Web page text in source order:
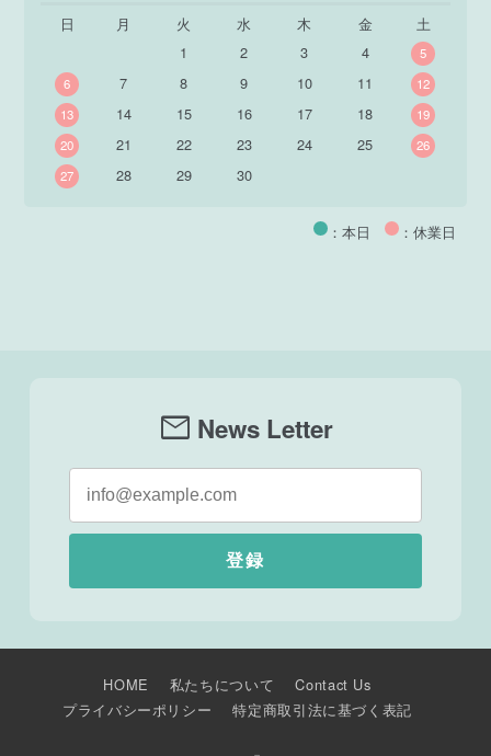
日 月 火 水 木 金
土
1
2 3 4
5
6
7 8 9 10 11
12
13
14 15 16 17 18
19
20
21 22 23 24 25
26
27
28 29 30
：本日 ：休業日
mail News Letter
登録
HOME 私たちについて
Contact Us
プライバシーポリシー
特定商取引法に基づく表記